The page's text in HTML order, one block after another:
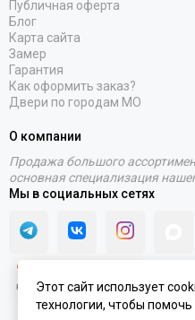
Публичная оферта
Блог
Карта сайта
Замер
Гарантия
Как оформить заказ?
Двери по городам МО
О компании
Продажа большого
основная специализация
Мы в социальных сетях
Этот сайт использует
технологии, чтобы